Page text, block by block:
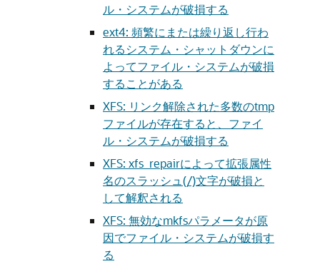
ル・システムが破損する
ext4: 頻繁にまたは繰り返し行わ
れるシステム・シャットダウンに
よってファイル・システムが破損
することがある
XFS: リンク解除された多数のtmp
ファイルが存在すると、ファイ
ル・システムが破損する
XFS: xfs_repairによって拡張属性
名のスラッシュ(/)文字が破損と
して解釈される
XFS: 無効なmkfsパラメータが原
因でファイル・システムが破損す
る